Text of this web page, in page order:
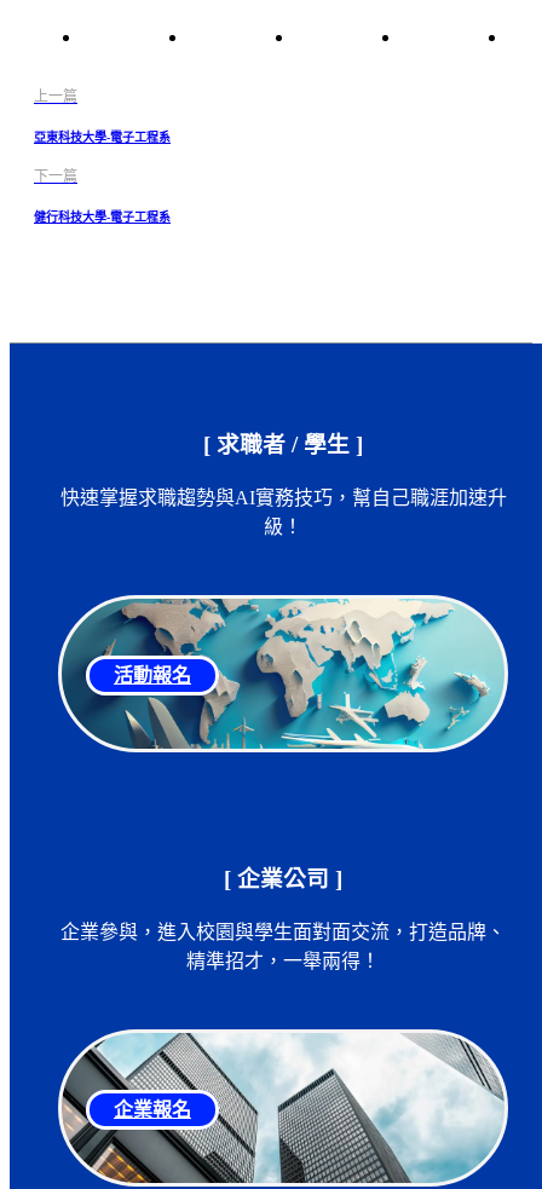
上一篇
亞東科技大學-電子工程系
下一篇
健行科技大學-電子工程系
[ 求職者 / 學生 ]
快速掌握求職趨勢與AI實務技巧，幫自己職涯加速升
級！
活動報名
[ 企業公司 ]
企業參與，進入校園與學生面對面交流，打造品牌、
精準招才，一舉兩得！
企業報名